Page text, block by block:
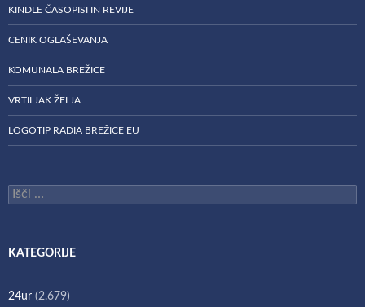
KINDLE ČASOPISI IN REVIJE
CENIK OGLAŠEVANJA
KOMUNALA BREŽICE
VRTILJAK ŽELJA
LOGOTIP RADIA BREŽICE EU
Išči:
KATEGORIJE
24ur (2.679)